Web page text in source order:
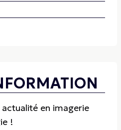
en imagerie
!